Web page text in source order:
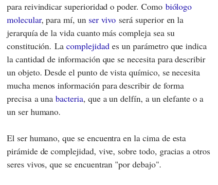
para reivindicar superioridad o poder. Como biólogo
molecular, para mí, un ser vivo será superior en la
jerarquía de la vida cuanto más compleja sea su
constitución. Lacomplejidades un parámetro que indica
la cantidad de información que se necesita para describir
un objeto. Desde el punto de vista químico, se necesita
mucha menos información para describir de forma
precisa a unabacteria, que a un delfín, a un elefante o a
un ser humano.
El ser humano, que se encuentra en la cima de esta
pirámide de complejidad, vive, sobre todo, gracias a otros
seres vivos, que se encuentran "por debajo".